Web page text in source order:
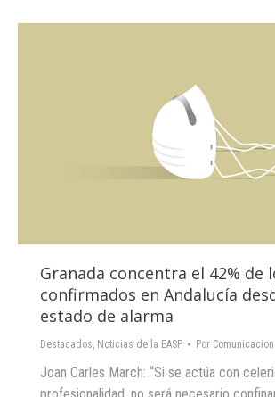
Granada concentra el 42% de
confirmados en Andalucía
estado de alarma
Destacados, Noticias de la EASP Por Comunicacion
Joan Carles March: “Si se actúa con